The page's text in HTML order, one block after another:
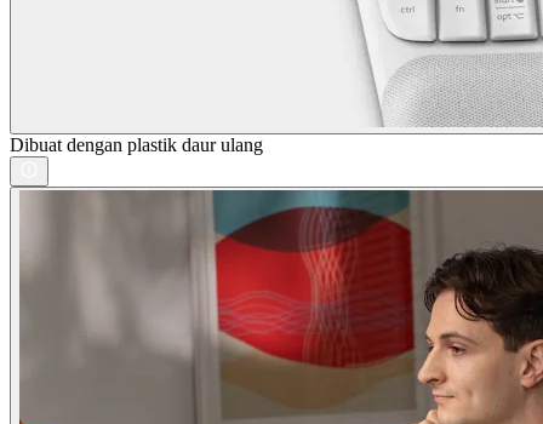
Dibuat dengan plastik daur ulang